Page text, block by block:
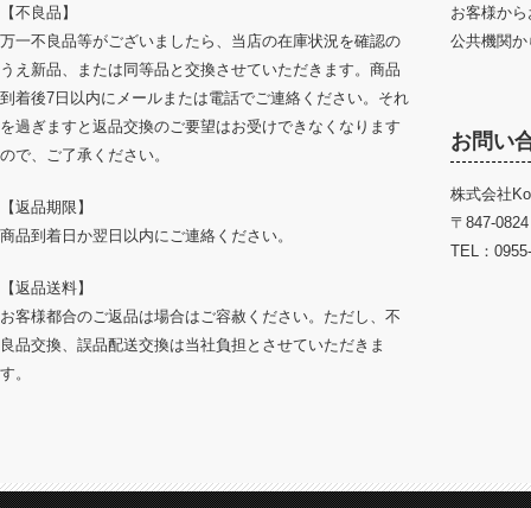
【不良品】
万一不良品等がございましたら、当店の在庫状況を確認の
うえ新品、または同等品と交換させていただきます。商品
到着後7日以内にメールまたは電話でご連絡ください。それ
を過ぎますと返品交換のご要望はお受けできなくなります
ので、ご了承ください。
【返品期限】
商品到着日か翌日以内にご連絡ください。
【返品送料】
お客様都合のご返品は場合はご容赦ください。ただし、不
良品交換、誤品配送交換は当社負担とさせていただきま
す。
お客様か
公共機関
お問い
株式会社
〒847-
TEL：